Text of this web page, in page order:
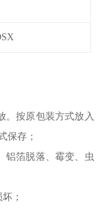
。按原包装方式放入
保存；
铝箔脱落、霉变、虫
；